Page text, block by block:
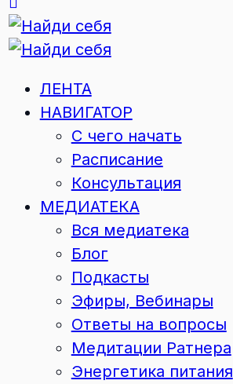
ЛЕНТА
НАВИГАТОР
С чего начать
Расписание
Консультация
МЕДИАТЕКА
Вся медиатека
Блог
Подкасты
Эфиры, Вебинары
Ответы на вопросы
Медитации Ратнера
Энергетика питания